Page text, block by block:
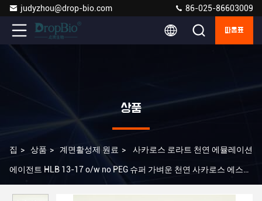
judyzhou@drop-bio.com 86-025-86603009
따옴표
상품
집 > 상품 > 계면활성제 원료 > 사카로스 로라트 천연 에뮬레이션
에이전트 HLB 13-17 o/w no PEG 슈퍼 가벼운 천연 사카로스 에스테